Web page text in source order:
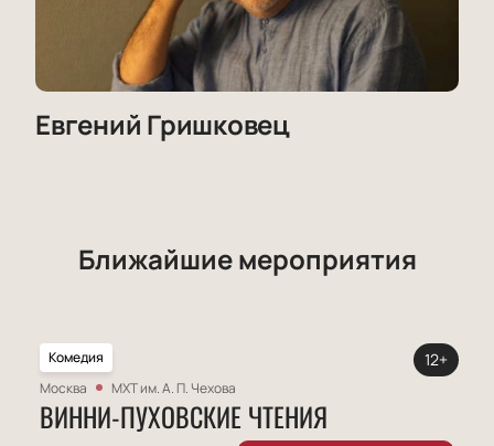
Евгений Гришковец
Ближайшие мероприятия
Комедия
Москва
МХТ им. А. П. Чехова
ВИННИ-ПУХОВСКИЕ ЧТЕНИЯ
12+